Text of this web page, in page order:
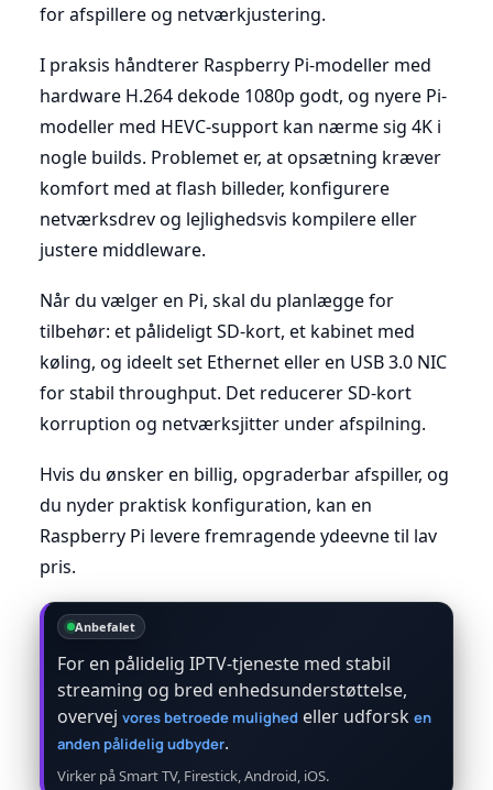
for afspillere og netværkjustering.
I praksis håndterer Raspberry Pi-modeller med
hardware H.264 dekode 1080p godt, og nyere Pi-
modeller med HEVC-support kan nærme sig 4K i
nogle builds. Problemet er, at opsætning kræver
komfort med at flash billeder, konfigurere
netværksdrev og lejlighedsvis kompilere eller
justere middleware.
Når du vælger en Pi, skal du planlægge for
tilbehør: et pålideligt SD-kort, et kabinet med
køling, og ideelt set Ethernet eller en USB 3.0 NIC
for stabil throughput. Det reducerer SD-kort
korruption og netværksjitter under afspilning.
Hvis du ønsker en billig, opgraderbar afspiller, og
du nyder praktisk konfiguration, kan en
Raspberry Pi levere fremragende ydeevne til lav
pris.
Anbefalet
For en pålidelig IPTV-tjeneste med stabil
streaming og bred enhedsunderstøttelse,
overvej vores betroede mulighed eller udforsk en
anden pålidelig udbyder.
Virker på Smart TV, Firestick, Android, iOS.